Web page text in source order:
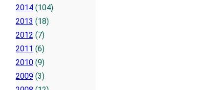
2014 (104)
2013 (18)
2012 (7)
2011 (6)
2010 (9)
2009 (3)